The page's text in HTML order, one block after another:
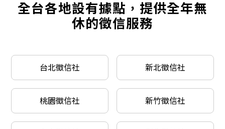
全台各地設有據點，提供全年無
休的徵信服務
台北徵信社 新北徵信社
桃園徵信社 新竹徵信社